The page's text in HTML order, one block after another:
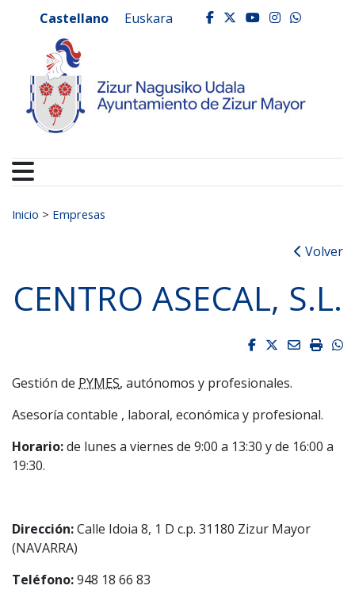
Ayuntamiento de
Castellano Euskara facebook
twitter
youtube
Buscar:
Inicio > Empresas
Volver
CENTRO ASECAL, S.L.
Facebook
Twitter
Email
Gestión de PYMES, autónomos y profesionales.
Asesoría contable , laboral, económica y profesional.
Horario:de lunes a viernes de 9:00 a 13:30 y de 16:00 a
19:30.
Dirección:Calle Idoia 8, 1 D c.p. 31180 Zizur Mayor
(NAVARRA)
Teléfono:948 18 66 83